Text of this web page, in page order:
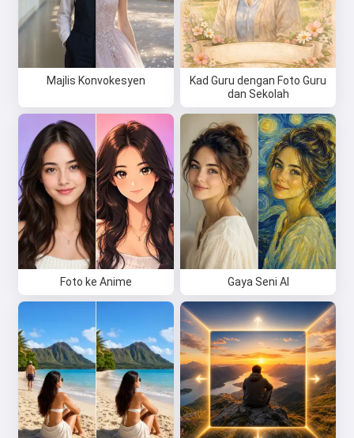
Majlis Konvokesyen
Kad Guru dengan Foto Guru
dan Sekolah
Foto ke Anime Gaya Seni AI